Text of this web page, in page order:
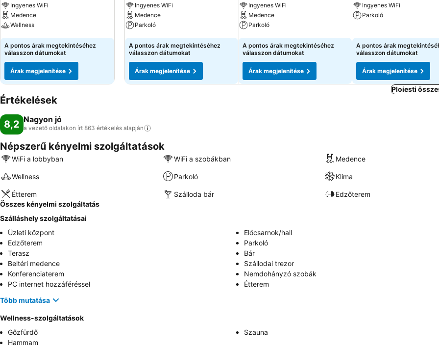
Ingyenes WiFi
Medence
Wellness
Árak megjelenítése
A pontos árak megtekintéséhez
válasszon dátumokat
Árak megjelenítése
Ingyenes WiFi
Medence
Parkoló
Árak megjelenítése
A pontos árak megtekintéséhez
válasszon dátumokat
Árak megjelenítése
Ingyenes WiFi
Medence
Parkoló
Árak megjelenítése
A pontos árak megtekintéséhez
válasszon dátumokat
Árak megjelenítése
Ingyenes WiFi
Parkoló
A pontos árak
válasszon dátumokat
Árak megjelenítése
Ploiesti
Értékelések
8,2 Nagyon jó
a vezető oldalakon írt 863 értékelés alapján
Népszerű kényelmi szolgáltatások
WiFi a lobbyban WiFi a szobákban Medence
Wellness Parkoló Klíma
Étterem Szálloda bár
Edzőterem
Összes kényelmi szolgáltatás
Szálláshely szolgáltatásai
Üzleti központ
Előcsarnok/hall
Edzőterem
Parkoló
Terasz
Bár
Beltéri medence
Szállodai trezor
Konferenciaterem
Nemdohányzó szobák
PC internet hozzáféréssel
Étterem
Több mutatása
Wellness-szolgáltatások
Gőzfürdő
Szauna
Hammam